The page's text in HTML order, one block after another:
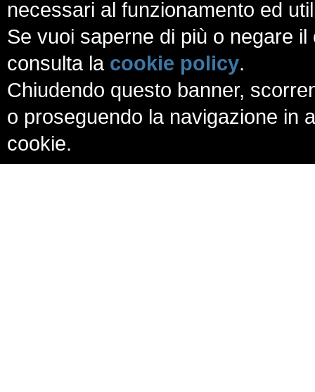
necessari al funzionamento ed
Se vuoi saperne di più o negare
consulta la cookie policy.
Chiudendo questo banner,
o proseguendo la navigazione in
cookie.